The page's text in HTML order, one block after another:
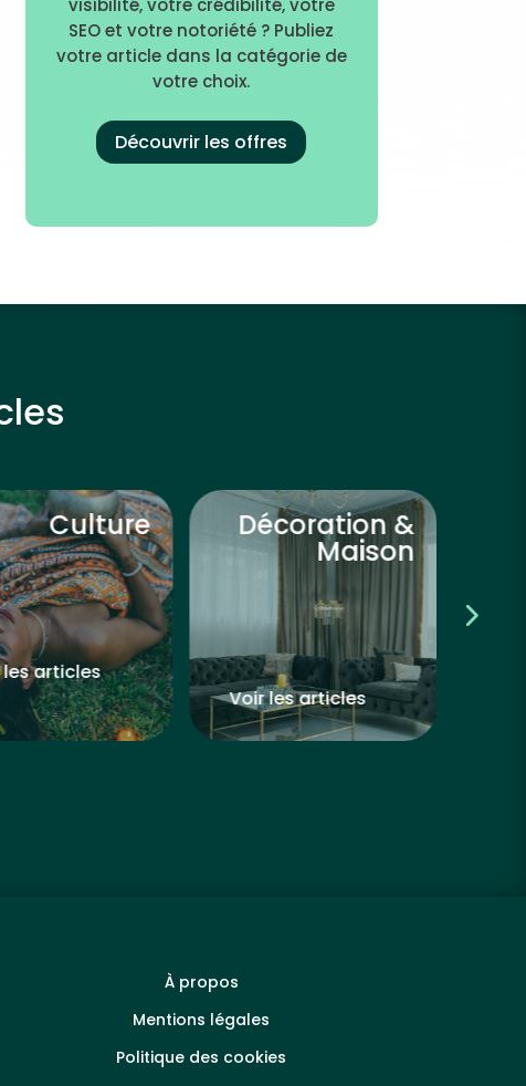
SEO et votre notoriété ? Publiez
votre article dans la catégorie de
votre choix.
Découvrir les offres
Culture
les articles
Décoration &
Maison
Voir les articles
À propos
Mentions légales
Politique des cookies